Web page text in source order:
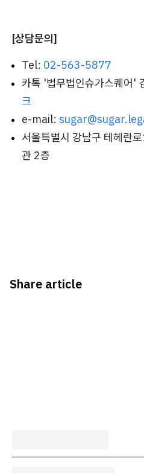
[상담문의]
Tel: 02-563-5877
카톡 '법무법인슈가스퀘어'
크
e-mail:
서울특별시 강남구 테헤란
관 2층
Share article